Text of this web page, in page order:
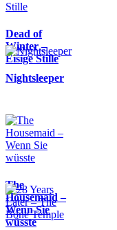
Dead of
Winter –
Eisige Stille
Nightsleeper
The
Housemaid –
Wenn Sie
wüsste